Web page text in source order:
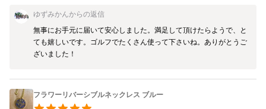
ゆずみかんからの返信
無事にお手元に届いて安心しました。満足して頂けたらようで、と
ても嬉しいです。ゴルフでたくさん使って下さいね。ありがとうご
ざいました！
フラワーリバーシブルネックレス ブルー